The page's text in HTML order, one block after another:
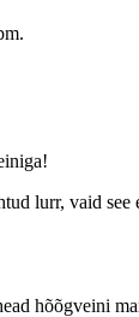
lurr, vaid
hõõgveini